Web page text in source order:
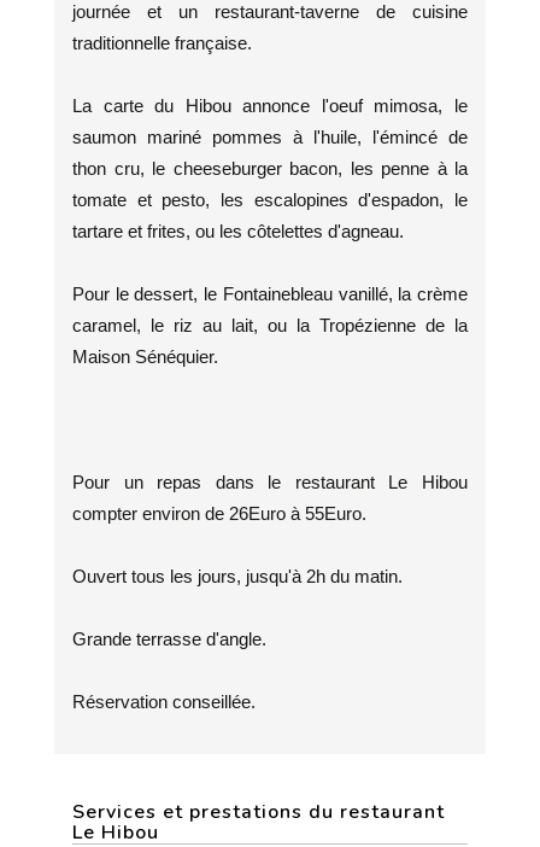
journée et un restaurant-taverne de cuisine
traditionnelle française.
La carte du Hibou annonce l'oeuf mimosa, le
saumon mariné pommes à l'huile, l'émincé de
thon cru, le cheeseburger bacon, les penne à la
tomate et pesto, les escalopines d'espadon, le
tartare et frites, ou les côtelettes d'agneau.
Pour le dessert, le Fontainebleau vanillé, la crème
caramel, le riz au lait, ou la Tropézienne de la
Maison Sénéquier.
Pour un repas dans le restaurant Le Hibou
compter environ de 26Euro à 55Euro.
Ouvert tous les jours, jusqu'à 2h du matin.
Grande terrasse d'angle.
Réservation conseillée.
Services et prestations du restaurant
Le Hibou